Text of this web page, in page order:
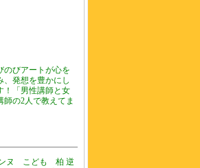
のびアートが心を
、発想を豊かにし
！「男性講師と女
師の2人で教えてま